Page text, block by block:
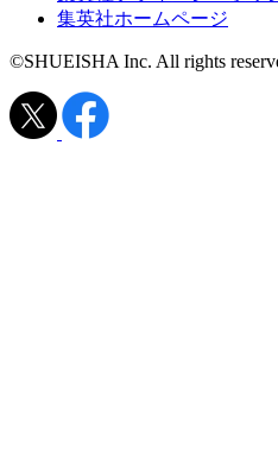
集英社ホームページ
©SHUEISHA Inc. All rights